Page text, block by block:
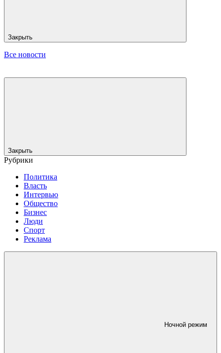
Закрыть
Все новости
Закрыть
Рубрики
Политика
Власть
Интервью
Общество
Бизнес
Люди
Спорт
Реклама
Ночной режим